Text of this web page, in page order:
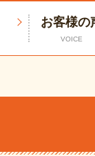
お客様の
VOICE